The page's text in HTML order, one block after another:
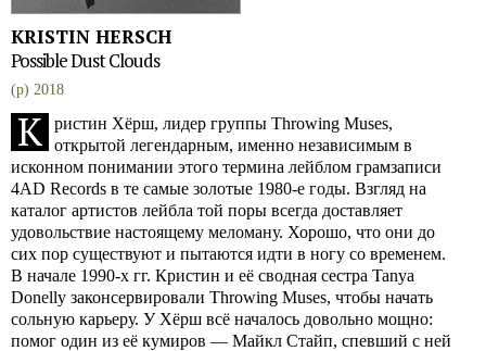
KRISTIN HERSCH
Possible Dust Clouds
(p) 2018
К
ристин Хёрш, лидер группы Throwing Muses,
открытой легендарным, именно независимым в
исконном понимании этого термина лейблом грамзаписи
4AD Records в те самые золотые 1980-е годы. Взгляд на
каталог артистов лейбла той поры всегда доставляет
удовольствие настоящему меломану. Хорошо, что они до
сих пор существуют и пытаются идти в ногу со временем.
В начале 1990-х гг. Кристин и её сводная сестра Tanya
Donelly законсервировали Throwing Muses, чтобы начать
сольную карьеру. У Хёрш всё началось довольно мощно:
помог один из её кумиров — Майкл Стайп, спевший с ней